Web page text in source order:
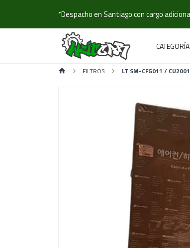
*Despacho en Santiago con cargo
FILTROS LT SM-CFG011 /